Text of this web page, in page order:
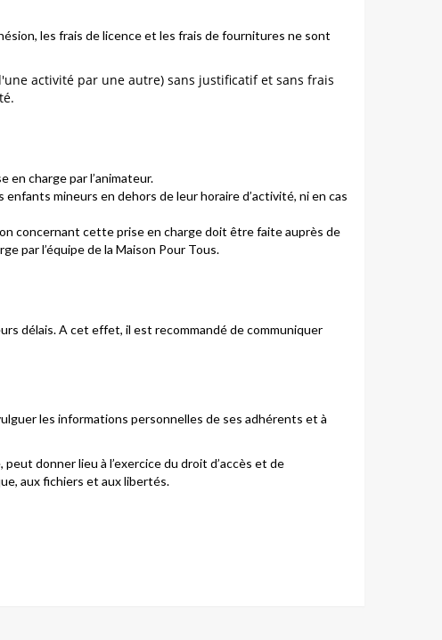
les frais de licence et les frais de fournitures ne sont
activité par une autre) sans justificatif et sans frais
en charge par l’animateur.
mineurs en dehors de leur horaire d’activité, ni en cas
concernant cette prise en charge doit être faite auprès de
par l’équipe de la Maison Pour Tous.
délais. A cet effet, il est recommandé de communiquer
les informations personnelles de ses adhérents et à
donner lieu à l’exercice du droit d’accès et de
aux fichiers et aux libertés.